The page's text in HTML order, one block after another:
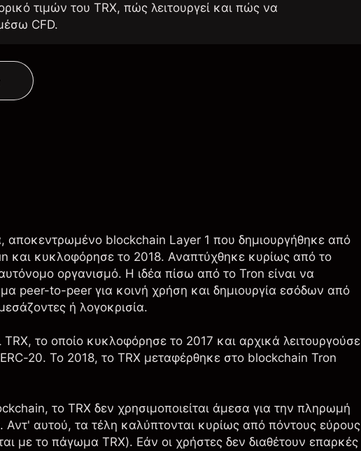
τιμών του TRX, πώς λειτουργεί και πώς να
CFD.
αποκεντρωμένο blockchain Layer 1 που δημιουργήθηκε από
και κυκλοφόρησε το 2018. Αναπτύχθηκε κυρίως από το
οργανισμό. Η ιδέα πίσω από το Tron είναι να
peer-to-peer για κοινή χρήση και δημιουργία εσόδων από
ή λογοκρισία.
TRX, το οποίο κυκλοφόρησε το 2017 και αρχικά λειτουργούσε
20. Το 2018, το TRX μεταφέρθηκε στο blockchain Tron
το TRX δεν χρησιμοποιείται άμεσα για την πληρωμή
αυτού, τα τέλη καλύπτονται κυρίως από πόντους εύρους
με το πάγωμα TRX). Εάν οι χρήστες δεν διαθέτουν επαρκές